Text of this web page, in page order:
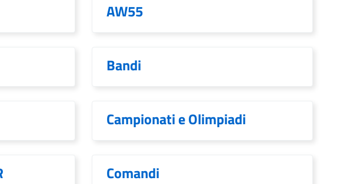
AW55
Bandi
Campionati e Olimpiadi
Comandi